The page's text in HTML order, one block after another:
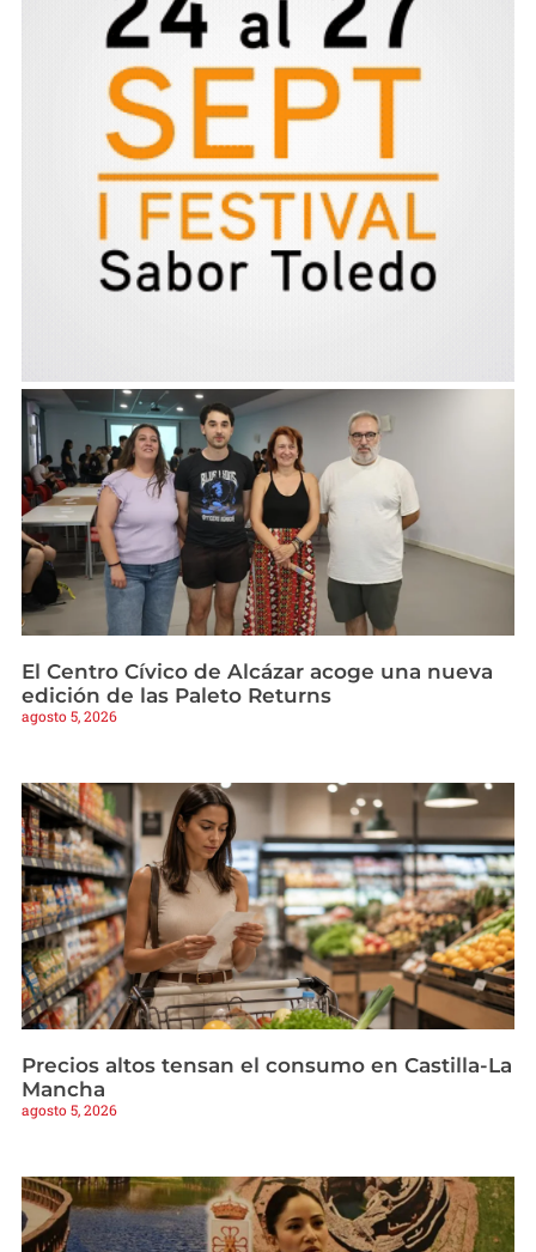
El Centro Cívico de Alcázar acoge una nueva
edición de las Paleto Returns
agosto 5, 2026
Precios altos tensan el consumo en Castilla-La
Mancha
agosto 5, 2026